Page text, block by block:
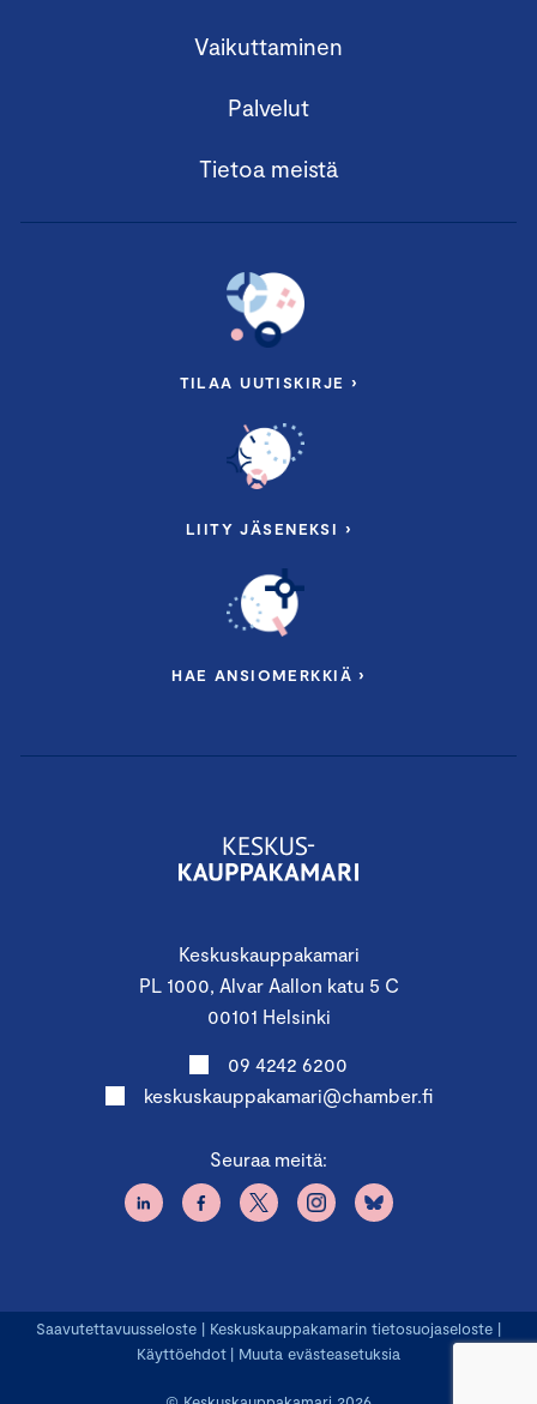
Keskuskauppakamari
PL 1000, Alvar Aallon katu 5 C
00101 Helsinki
09 4242 6200
keskuskauppakamari@chamber.fi
Seuraa meitä:
Vaikuttaminen
Palvelut
Tietoa meistä
TILAA UUTISKIRJE ›
LIITY JÄSENEKSI ›
HAE ANSIOMERKKIÄ ›
Saavutettavuusseloste | Keskuskauppakamarin tietosuojaseloste |
Käyttöehdot | Muuta evästeasetuksia